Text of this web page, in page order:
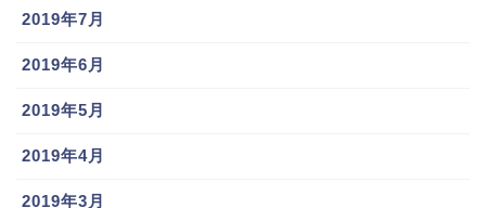
2019年7月
2019年6月
2019年5月
2019年4月
2019年3月